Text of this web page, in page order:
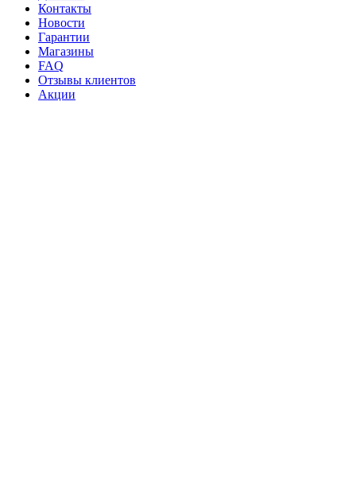
Контакты
Новости
Гарантии
Магазины
FAQ
Отзывы клиентов
Акции